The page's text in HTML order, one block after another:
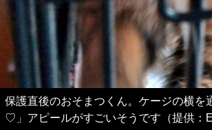
保護直後のおそまつくん。ケージの横を
♡」アピールがすごいそうです（提供：